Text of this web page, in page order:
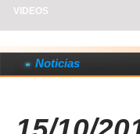
VIDEOS
Noticias